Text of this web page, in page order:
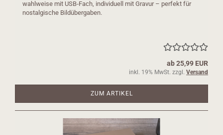
wahlweise mit USB‑Fach, individuell mit Gravur – perfekt für
nostalgische Bildübergaben.
ab 25,99 EUR
inkl. 19% MwSt. zzgl. Versand
ZUM ARTIKEL